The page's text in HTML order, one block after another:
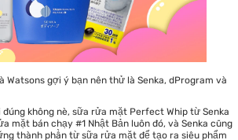
gợi ý bạn nên thử là Senka, dProgram và
không nè, sữa rửa mặt Perfect Whip từ Senka
mặt bán chạy #1 Nhật Bản luôn đó, và Senka cũng
thành phần từ sữa rửa mặt để tạo ra siêu phẩm